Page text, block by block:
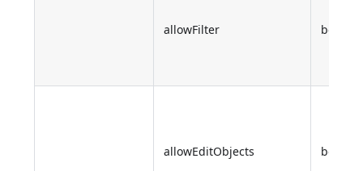
allowFilter
allowEditObjects